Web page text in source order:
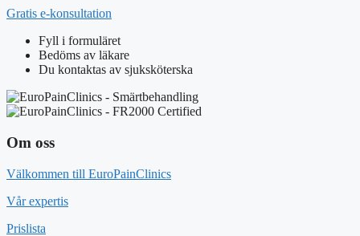
Gratis e-konsultation
Fyll i formuläret
Bedöms av läkare
Du kontaktas av sjuksköterska
Om oss
Välkommen till EuroPainClinics
Vår expertis
Prislista